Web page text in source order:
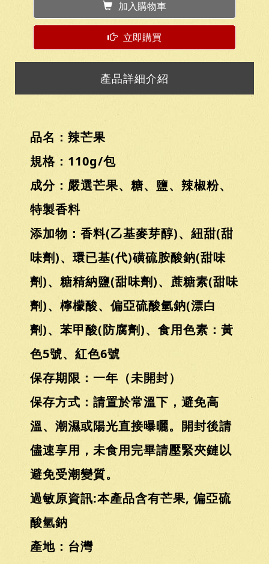
加入購物車
立即購買
產品詳細介紹
品名：辣芒果
規格：110g/包
成分：嚴選芒果、糖、鹽、辣椒粉、
特製香料
添加物：香料(乙基麥芽醇)、紐甜(甜
味劑)、環已基(代)磺硫胺酸鈉(甜味
劑)、糖精納鹽(甜味劑)、蔗糖素(甜味
劑)、檸檬酸、偏亞硫酸氫鈉(漂白
劑)、苯甲酸(防腐劑)、食用色素：黃
色5號、紅色6號
保存期限：一年（未開封）
保存方式：請置於常溫下，避免高
溫、潮濕或陽光直接曝曬。開封後請
儘速享用，未食用完畢請壓緊夾鏈以
避免受潮變質。
過敏原資訊:本產品含有芒果, 偏亞硫
酸氫鈉
產地：台灣